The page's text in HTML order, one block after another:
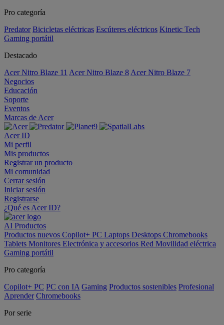
Pro categoría
Predator Bicicletas eléctricas Escúteres eléctricos Kinetic Tech
Gaming portátil
Destacado
Acer Nitro Blaze 11 Acer Nitro Blaze 8 Acer Nitro Blaze 7
Negocios
Educación
Soporte
Eventos
Marcas de Acer
Acer ID
Mi perfil
Mis productos
Registrar un producto
Mi comunidad
Cerrar sesión
Iniciar sesión
Registrarse
¿Qué es Acer ID?
AI Productos
Productos nuevos Copilot+ PC Laptops Desktops Chromebooks
Tablets Monitores Electrónica y accesorios Red Movilidad eléctrica
Gaming portátil
Pro categoría
Copilot+ PC PC con IA Gaming Productos sostenibles Profesional
Aprender Chromebooks
Por serie